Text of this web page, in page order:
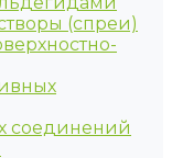
(спреи)
соединений